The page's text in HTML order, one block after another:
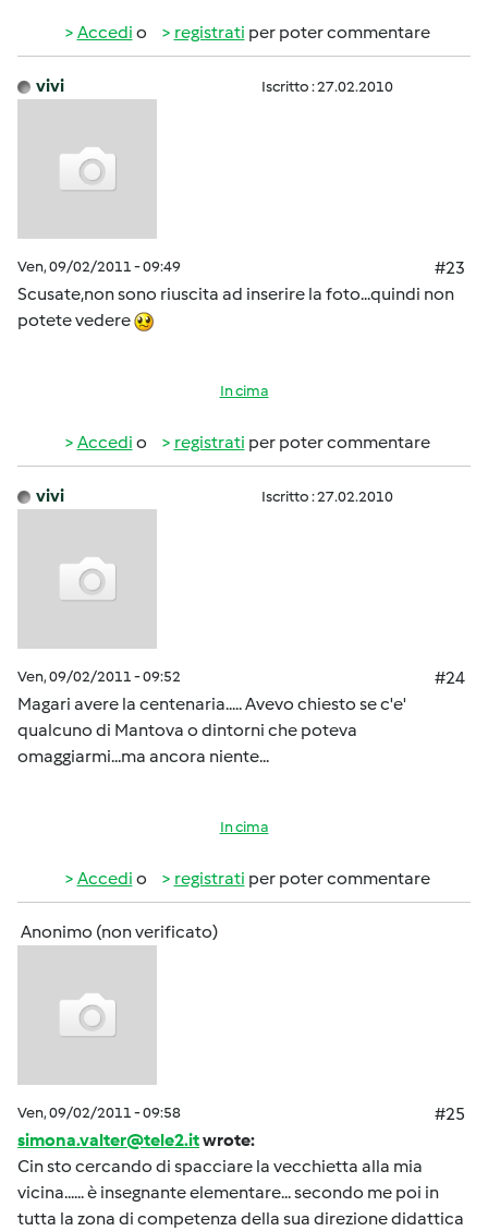
Accedi o registrati per poter commentare
vivi Iscritto : 27.02.2010
Ven, 09/02/2011 - 09:49
#23
Scusate,non sono riuscita ad inserire la foto...quindi non
potete vedere
In cima
Accedi o registrati per poter commentare
vivi Iscritto : 27.02.2010
Ven, 09/02/2011 - 09:52
#24
Magari avere la centenaria..... Avevo chiesto se c'e'
qualcuno di Mantova o dintorni che poteva
omaggiarmi...ma ancora niente...
In cima
Accedi o registrati per poter commentare
Anonimo (non verificato)
Ven, 09/02/2011 - 09:58
#25
simona.valter@tele2.itwrote:
Cin sto cercando di spacciare la vecchietta alla mia
vicina...... è insegnante elementare... secondo me poi in
tutta la zona di competenza della sua direzione didattica